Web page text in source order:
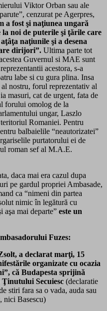
Viktor Orban sau ale
cenzurat pe Agerpres,
a fost şi naţiunea ungară
noi de puterile şi ţările care
naţiunile şi a desena
dirijori”. Ultima parte tot
Guvernul si MAE sunt
acestora, s-a
labe si cu gura plina. Insa
nostru, forul reprezentativ al
masuri, cat de urgent, fata de
forului omolog de la
ungar, Laszlo
Romaniei. Pentru
balbaielile “neautorizatei”
purtatorului ei de
roman sef al M.A.E.
daca mai era cazul dupa
pe gardul propriei Ambasade,
ca “nimeni din partea
nimic în legătură cu
aşa mai departe” este un
Fuzes:
a declarat marţi, 15
organizate cu ocazia
că Budapesta sprijină
Secuiesc (declaratie
stiri fara sa o vada, auda sau
nici Basescu)